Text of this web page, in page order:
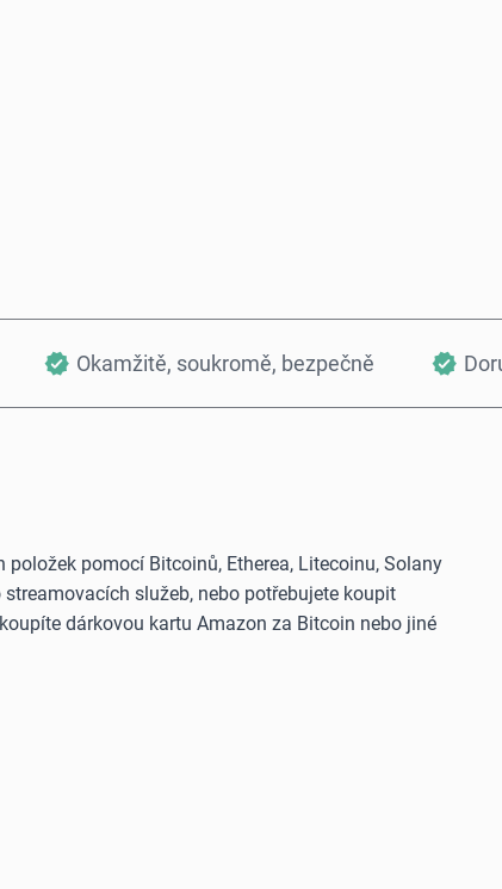
Okamžitě, soukromě, bezpečně
pomocí Bitcoinů, Etherea, Litecoinu, Solany
služeb, nebo potřebujete koupit
dárkovou kartu Amazon za Bitcoin nebo jiné